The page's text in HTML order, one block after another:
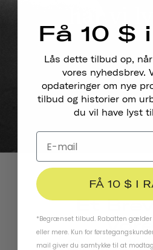
har vi
Et
Få 10 $
Lås dette tilbud op,
vores nyhedsbrev.
opdateringer om nye
tilbud og historier om
du vil have lyst
FÅ 10 $ I
*Begrænset tilbud. Rabatten gælder
eller mere. Kun for
mail giver du samtykke til at